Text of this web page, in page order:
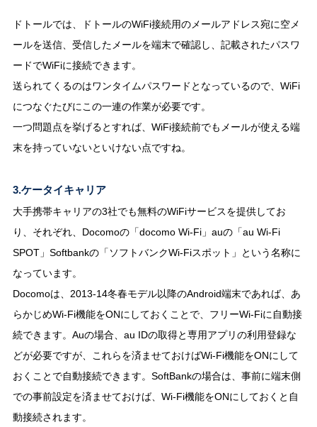
ドトールでは、ドトールのWiFi接続用のメールアドレス宛に空メ
ールを送信、受信したメールを端末で確認し、記載されたパスワ
ードでWiFiに接続できます。
送られてくるのはワンタイムパスワードとなっているので、WiFi
につなぐたびにこの一連の作業が必要です。
一つ問題点を挙げるとすれば、WiFi接続前でもメールが使える端
末を持っていないといけない点ですね。
3.ケータイキャリア
大手携帯キャリアの3社でも無料のWiFiサービスを提供してお
り、それぞれ、Docomoの「docomo Wi-Fi」auの「au Wi-Fi
SPOT」Softbankの「ソフトバンクWi-Fiスポット」という名称に
なっています。
Docomoは、2013-14冬春モデル以降のAndroid端末であれば、あ
らかじめWi-Fi機能をONにしておくことで、フリーWi-Fiに自動接
続できます。Auの場合、au IDの取得と専用アプリの利用登録な
どが必要ですが、これらを済ませておけばWi-Fi機能をONにして
おくことで自動接続できます。SoftBankの場合は、事前に端末側
での事前設定を済ませておけば、Wi-Fi機能をONにしておくと自
動接続されます。